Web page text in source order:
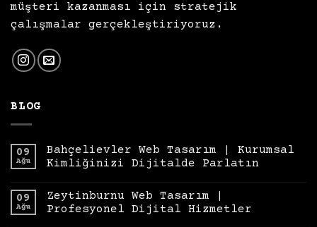
müşteri kazanması için stratejik
çalışmalar gerçekleştiriyoruz.
BLOG
09
Ağu
Bahçelievler Web Tasarım | Kurumsal
Kimliğinizi Dijitalde Parlatın
09
Ağu
Zeytinburnu Web Tasarım |
Profesyonel Dijital Hizmetler